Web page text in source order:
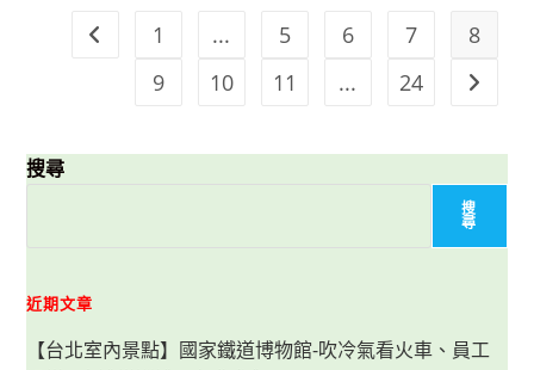
韓
續，
專
Go to the previous page
1 ... 5 6 7
8
9
10 11 ... 24 Go to
搜尋
搜
尋
近期文章
【台北室內景點】國家鐵道博物館-吹冷氣看火車、員工